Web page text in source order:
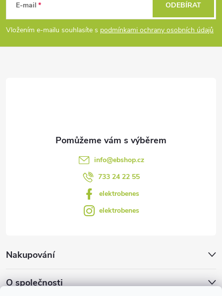
p
E-mail
Vložením e-mailu souhlasíte s podmínkami ochrany osobních údajů
ODEBÍRAT
Nakupování
O společnosti
info@ebshop.cz
733 24 22 55
elektrobenes
elektrobenes